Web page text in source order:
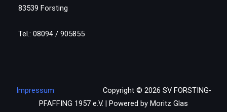
83539 Forsting
Tel.: 08094 / 905855
Impressum Copyright © 2026 SV FORSTING-
PFAFFING 1957 e.V. | Powered by Moritz Glas